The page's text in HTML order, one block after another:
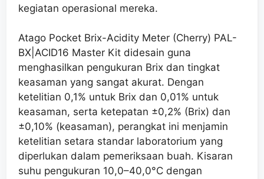
kegiatan operasional mereka.
Atago Pocket Brix-Acidity Meter (Cherry) PAL-
BX|ACID16 Master Kit didesain guna
menghasilkan pengukuran Brix dan tingkat
keasaman yang sangat akurat. Dengan
ketelitian 0,1% untuk Brix dan 0,01% untuk
keasaman, serta ketepatan ±0,2% (Brix) dan
±0,10% (keasaman), perangkat ini menjamin
ketelitian setara standar laboratorium yang
diperlukan dalam pemeriksaan buah. Kisaran
suhu pengukuran 10,0–40,0°C dengan